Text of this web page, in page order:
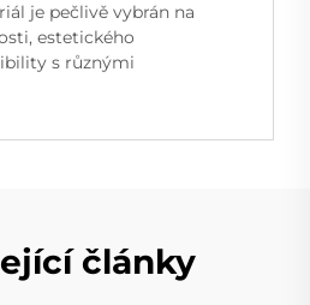
je pečlivě vybrán na
estetického
s různými
články